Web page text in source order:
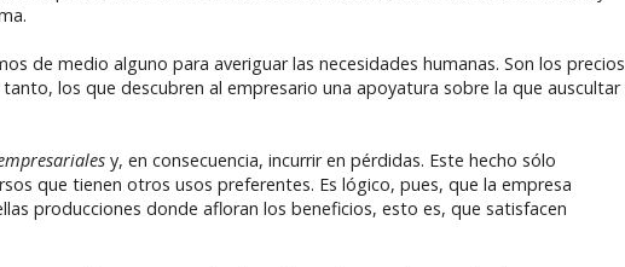
de medio alguno para averiguar las necesidades humanas. Son los precios
los que descubren al empresario una apoyatura sobre la que auscultar
y, en consecuencia, incurrir en pérdidas. Este hecho sólo
que tienen otros usos preferentes. Es lógico, pues, que la empresa
producciones donde afloran los beneficios, esto es, que satisfacen